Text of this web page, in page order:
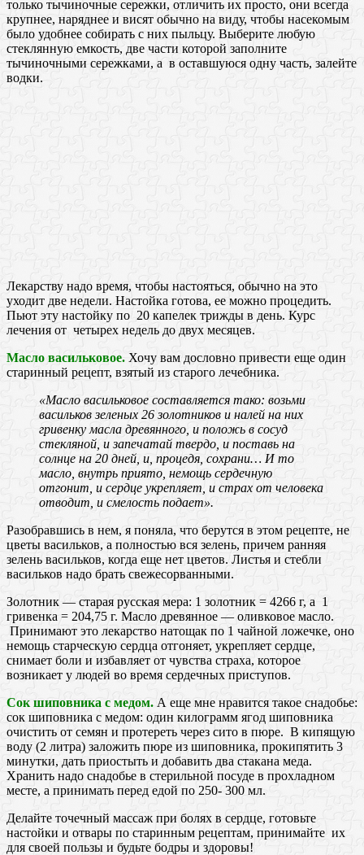
только тычиночные сережки, отличить их просто, они всегда
крупнее, наряднее и висят обычно на виду, чтобы насекомым
было удобнее собирать с них пыльцу. Выберите любую
стеклянную емкость, две части которой заполните
тычиночными сережками, а в оставшуюся одну часть, залейте
водки.
Лекарству надо время, чтобы настояться, обычно на это
уходит две недели. Настойка готова, ее можно процедить.
Пьют эту настойку по 20 капелек трижды в день. Курс
лечения от четырех недель до двух месяцев.
Масло васильковое. Хочу вам дословно привести еще один
старинный рецепт, взятый из старого лечебника.
«Масло васильковое составляется тако: возьми
васильков зеленых 26 золотников и налей на них
гривенку масла древянного, и положь в сосуд
стекляной, и запечатай твердо, и поставь на
солнце на 20 дней, и, процедя, сохрани… И то
масло, внутрь приято, немощь сердечную
отгонит, и сердце укрепляет, и страх от человека
отводит, и смелость подает».
Разобравшись в нем, я поняла, что берутся в этом рецепте, не
цветы васильков, а полностью вся зелень, причем ранняя
зелень васильков, когда еще нет цветов. Листья и стебли
васильков надо брать свежесорванными.
Золотник — старая русская мера: 1 золотник = 4266 г, а 1
гривенка = 204,75 г. Масло древянное — оливковое масло.
Принимают это лекарство натощак по 1 чайной ложечке, оно
немощь старческую сердца отгоняет, укрепляет сердце,
снимает боли и избавляет от чувства страха, которое
возникает у людей во время сердечных приступов.
Сок шиповника с медом. А еще мне нравится такое снадобье:
сок шиповника с медом: один килограмм ягод шиповника
очистить от семян и протереть через сито в пюре. В кипящую
воду (2 литра) заложить пюре из шиповника, прокипятить 3
минутки, дать приостыть и добавить два стакана меда.
Хранить надо снадобье в стерильной посуде в прохладном
месте, а принимать перед едой по 250- 300 мл.
Делайте точечный массаж при болях в сердце, готовьте
настойки и отвары по старинным рецептам, принимайте их
для своей пользы и будьте бодры и здоровы!